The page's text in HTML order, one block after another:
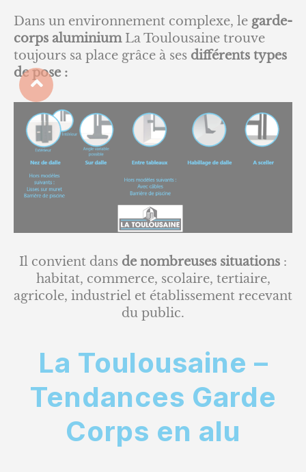
Dans un environnement complexe, le garde-
corps aluminiumLa Toulousaine trouve
toujours sa place grâce à ses différents types
de pose :
Il convient dans de nombreuses situations :
habitat, commerce, scolaire, tertiaire,
agricole, industriel et établissement recevant
du public.
La Toulousaine –
Tendances Garde
Corps en alu